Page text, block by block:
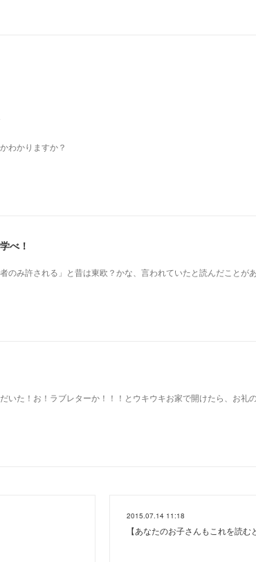
わかりますか？
べ！
のみ許される」と昔は東欧？かな、言われていたと読んだことがあ
いた！お！ラブレターか！！！とウキウキお家で開けたら、お礼
2015.07.14 11:18
【あなたのお子さんもこれを読む